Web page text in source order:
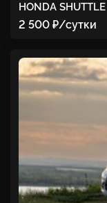
HONDA SHUTTLE
2 500 ₽/сутки